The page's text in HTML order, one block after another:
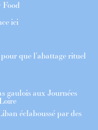
ici
que l’abattage rituel
gaulois aux Journées
éclaboussé par des